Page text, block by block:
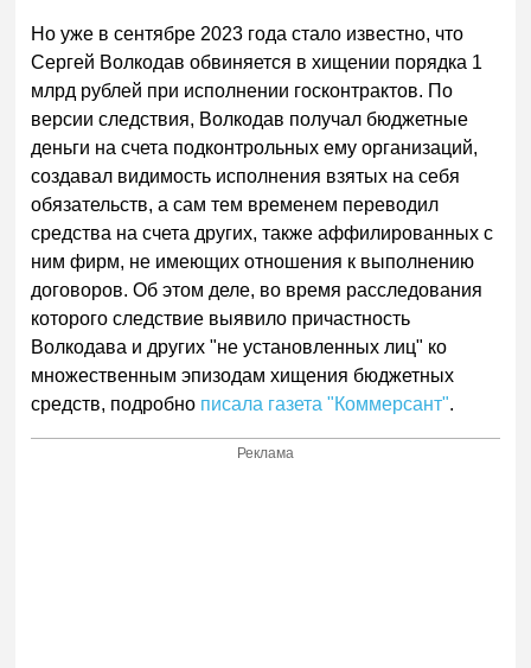
Но уже в сентябре 2023 года стало известно, что
Сергей Волкодав обвиняется в хищении порядка 1
млрд рублей при исполнении госконтрактов. По
версии следствия, Волкодав получал бюджетные
деньги на счета подконтрольных ему организаций,
создавал видимость исполнения взятых на себя
обязательств, а сам тем временем переводил
средства на счета других, также аффилированных с
ним фирм, не имеющих отношения к выполнению
договоров. Об этом деле, во время расследования
которого следствие выявило причастность
Волкодава и других "не установленных лиц" ко
множественным эпизодам хищения бюджетных
средств, подробно писала газета "Коммерсант".
Реклама